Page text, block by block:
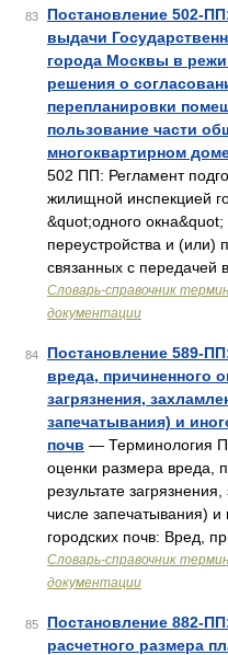
83
Постановление 502-
выдачи
города Москвы в
решения о
перепланировки
пользование части
многоквартирном
502 ПП: Регламент
жилищной инспекцией
&quot;одного
переустройства и (или)
связанных с передачей
Словарь-справочник
документации
84
Постановление 589-
вреда, причиненного
загрязнения,
запечатывания) и
почв — Терминология
оценки размера вреда,
результате
числе запечатывания) и
городских почв: Вред,
Словарь-справочник
документации
85
Постановление 882-
расчетного размера